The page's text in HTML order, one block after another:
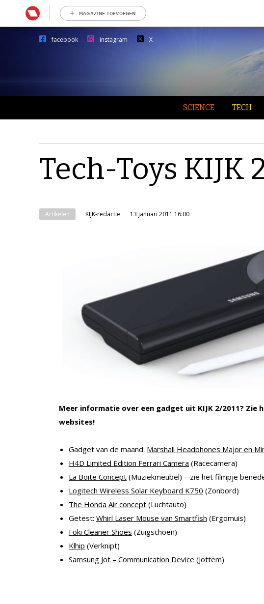
MAGAZINE TOEVOEGEN
facebook instagram X
SCIENCE TECH
Tech-Toys KIJK
Artikelen KIJK-redactie 13 januari 2011 16:00
Meer informatie over een gadget uit KIJK 2/2011? Zie
websites!
Gadget van de maand: Marshall Headphones Major en
H4D Limited Edition Ferrari Camera (Racecamera)
La Boite Concept (Muziekmeubel) – zie het filmpje
Logitech Wireless Solar Keyboard K750 (Zonbord)
The Honda Air concept (Luchtauto)
Getest: Whirl Laser Mouse van Smartfish (Ergomuis)
Foki Cleaner Shoes (Zuigschoen)
Klhip (Verknipt)
Samsung Jot – Communication Device (Jottem)